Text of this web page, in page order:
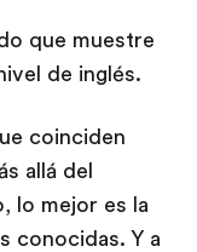
que muestre
de inglés.
coinciden
allá del
lo mejor es la
conocidas. Y a